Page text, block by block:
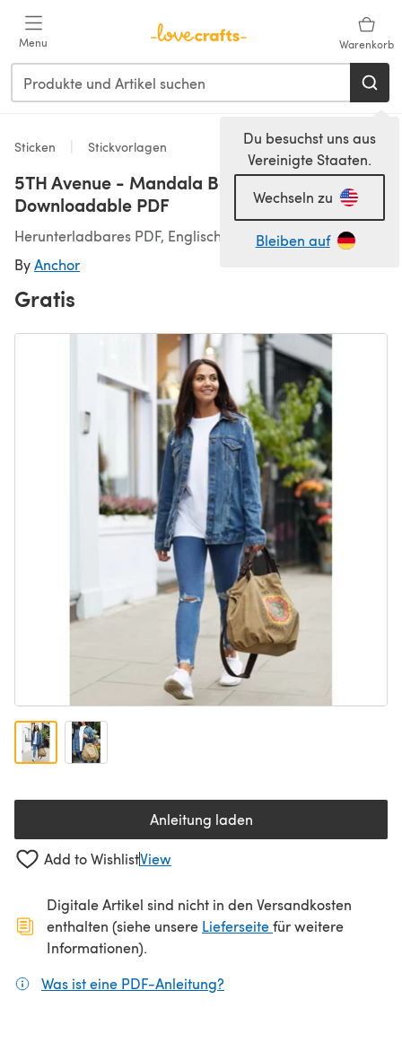
Menu Warenkorb
Du besuchst uns aus
Vereinigte Staaten.
Wechseln zu
Bleiben auf
Sticken Stickvorlagen
5TH Avenue - Mandala Bag in Anchor -
Downloadable PDF
Herunterladbares PDF, Englisch
ByAnchor
Gratis
Anleitung laden(öffnet sich in einem neuen
Add to WishlistView
Digitale Artikel sind nicht in den Versandkosten
enthalten (siehe unsere Lieferseite(öffnet sich in
für weitere
Informationen).
Was ist eine PDF-Anleitung?